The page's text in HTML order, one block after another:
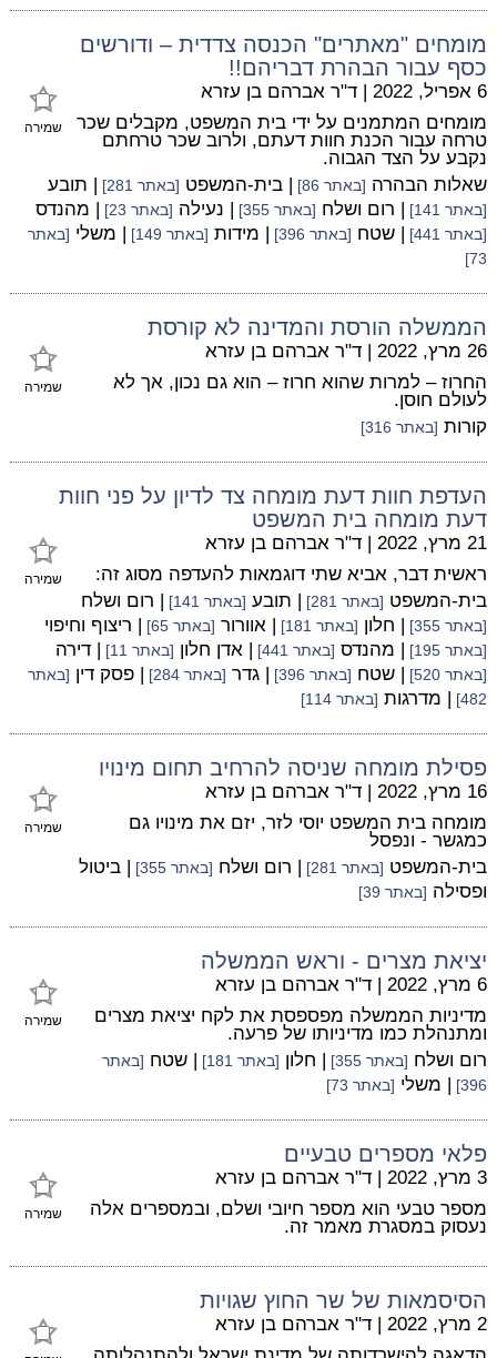
מומחים "מאתרים" הכנסה צדדית – ודורשים
כסף עבור הבהרת דבריהם!!
שמירה
6 אפריל, 2022 | ד"ר אברהם בן עזרא
מומחים המתמנים על ידי בית המשפט, מקבלים שכר
טרחה עבור הכנת חוות דעתם, ולרוב שכר טרחתם
נקבע על הצד הגבוה.
שאלות הבהרה [באתר 86] | בית-המשפט [באתר 281] | תובע
[באתר 141] | רום ושלח [באתר 355] | נעילה [באתר 23] | מהנדס
[באתר 441] | שטח [באתר 396] | מידות [באתר 149] | משלי [באתר
73]
הממשלה הורסת והמדינה לא קורסת
שמירה
26 מרץ, 2022 | ד"ר אברהם בן עזרא
החרוז – למרות שהוא חרוז – הוא גם נכון, אך לא
לעולם חוסן.
קורות [באתר 316]
העדפת חוות דעת מומחה צד לדיון על פני חוות
דעת מומחה בית המשפט
שמירה
21 מרץ, 2022 | ד"ר אברהם בן עזרא
ראשית דבר, אביא שתי דוגמאות להעדפה מסוג זה:
בית-המשפט [באתר 281] | תובע [באתר 141] | רום ושלח
[באתר 355] | חלון [באתר 181] | אוורור [באתר 65] | ריצוף וחיפוי
[באתר 195] | מהנדס [באתר 441] | אדן חלון [באתר 11] | דירה
[באתר 520] | שטח [באתר 396] | גדר [באתר 284] | פסק דין [באתר
482]
| מדרגות [באתר 114]
פסילת מומחה שניסה להרחיב תחום מינויו
שמירה
16 מרץ, 2022 | ד"ר אברהם בן עזרא
מומחה בית המשפט יוסי לזר, יזם את מינויו גם
כמגשר - ונפסל
בית-המשפט [באתר 281] | רום ושלח [באתר 355]
| ביטול
ופסילה [באתר 39]
יציאת מצרים - וראש הממשלה
שמירה
6 מרץ, 2022 | ד"ר אברהם בן עזרא
מדיניות הממשלה מפספסת את לקח יציאת מצרים
ומתנהלת כמו מדיניותו של פרעה.
רום ושלח [באתר 355] | חלון [באתר 181] | שטח [באתר
396]
| משלי [באתר 73]
פלאי מספרים טבעיים
שמירה
3 מרץ, 2022 | ד"ר אברהם בן עזרא
מספר טבעי הוא מספר חיובי ושלם, ובמספרים אלה
נעסוק במסגרת מאמר זה.
הסיסמאות של שר החוץ שגויות
2 מרץ, 2022 | ד"ר אברהם בן עזרא